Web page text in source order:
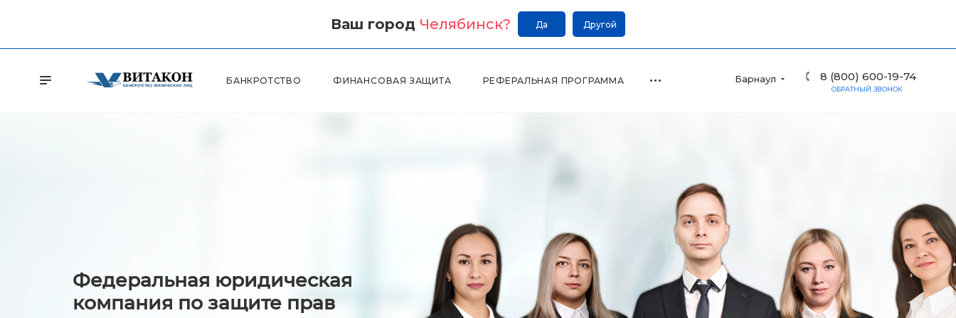
Ваш город Челябинск? Да Другой
Барнаул 8 (800) 600-19-74
БАНКРОТСТВО ФИНАНСОВАЯ ЗАЩИТА РЕФЕРАЛЬНАЯ ПРОГРАММА
ОБРАТНЫЙ ЗВОНОК
Федеральная юридическая
компания по защите прав